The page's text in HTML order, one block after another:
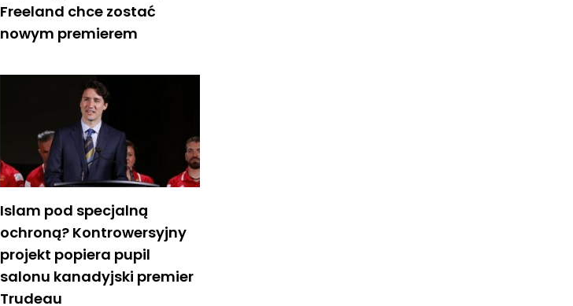
Freeland chce zostać
nowym premierem
Islam pod specjalną
ochroną? Kontrowersyjny
projekt popiera pupil
salonu kanadyjski premier
Trudeau